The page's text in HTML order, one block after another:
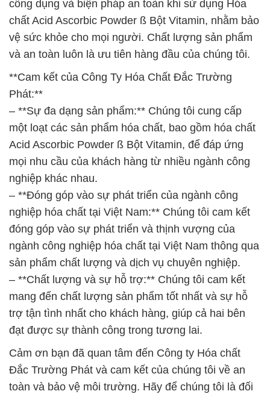
công dụng và biện pháp an toàn khi sử dụng Hóa
chất Acid Ascorbic Powder ß Bột Vitamin, nhằm bảo
vệ sức khỏe cho mọi người. Chất lượng sản phẩm
và an toàn luôn là ưu tiên hàng đầu của chúng tôi.
**Cam kết của Công Ty Hóa Chất Đắc Trường
Phát:**
– **Sự đa dạng sản phẩm:** Chúng tôi cung cấp
một loạt các sản phẩm hóa chất, bao gồm hóa chất
Acid Ascorbic Powder ß Bột Vitamin, để đáp ứng
mọi nhu cầu của khách hàng từ nhiều ngành công
nghiệp khác nhau.
– **Đóng góp vào sự phát triển của ngành công
nghiệp hóa chất tại Việt Nam:** Chúng tôi cam kết
đóng góp vào sự phát triển và thịnh vượng của
ngành công nghiệp hóa chất tại Việt Nam thông qua
sản phẩm chất lượng và dịch vụ chuyên nghiệp.
– **Chất lượng và sự hỗ trợ:** Chúng tôi cam kết
mang đến chất lượng sản phẩm tốt nhất và sự hỗ
trợ tận tình nhất cho khách hàng, giúp cả hai bên
đạt được sự thành công trong tương lai.
Cảm ơn bạn đã quan tâm đến Công ty Hóa chất
Đắc Trường Phát và cam kết của chúng tôi về an
toàn và bảo vệ môi trường. Hãy để chúng tôi là đối